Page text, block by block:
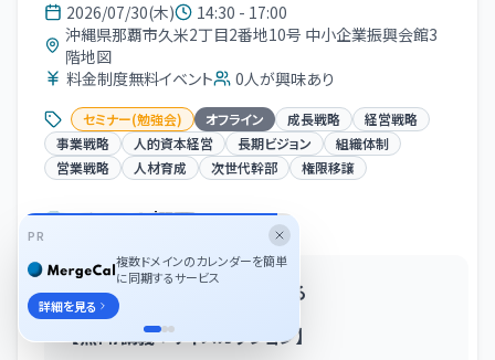
2026/07/30(木)
14:30 - 17:00
沖縄県那覇市久米2丁目2番地10号 中小企業振興会館3
階地図
料金制度無料イベント
0人が興味あり
セミナー(勉強会) オフライン 成長戦略
経営戦略
事業戦略
人的資本経営 長期ビジョン
組織体制
営業戦略
人材育成 次世代幹部 権限移譲
イベント概要
10・30・50・100億の壁を超える
成長戦略講演会
【無料/講義＋ディスカッション】
PR
複数ドメインのカレンダーを簡単
に同期するサービス
詳細を見る